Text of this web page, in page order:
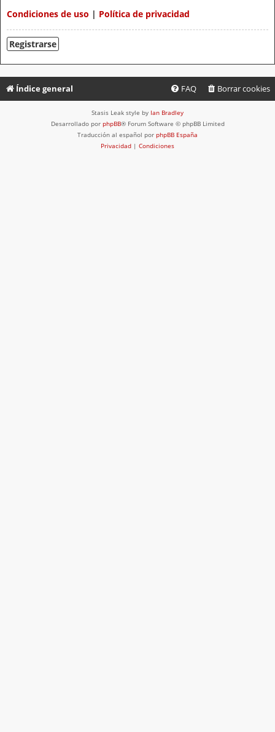
Condiciones de uso | Política de privacidad
Registrarse
Índice general Borrar cookies
FAQ
Stasis Leak style by Ian Bradley
Desarrollado por phpBB® Forum Software © phpBB Limited
Traducción al español por phpBB España
Privacidad | Condiciones